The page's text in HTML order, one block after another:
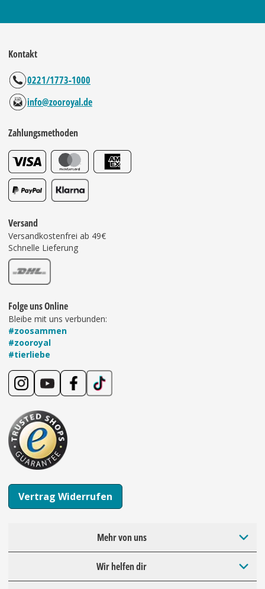
Kontakt
0221/1773-1000
info@zooroyal.de
Zahlungsmethoden
Versand
Versandkostenfrei ab 49€
Schnelle Lieferung
Folge uns Online
Bleibe mit uns verbunden:
#zoosammen
#zooroyal
#tierliebe
Vertrag Widerrufen
Mehr von uns
Wir helfen dir